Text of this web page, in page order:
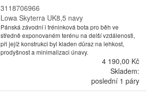
3118706966
Lowa Skyterra UK8,5 navy
Pánská závodní i tréninková bota pro běh ve
středně exponovaném terénu na delší vzdálenosti,
při jejíž konstrukci byl kladen důraz na lehkost,
prodyšnost a minimalizaci únavy.
4 190,00 Kč
Skladem:
poslední 1 páry